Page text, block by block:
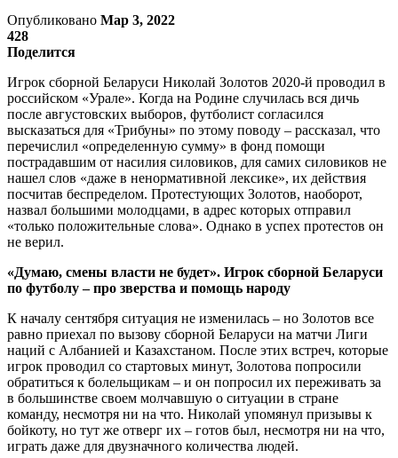
Опубликовано Мар 3, 2022
428
Поделится
Игрок сборной Беларуси Николай Золотов 2020-й проводил в
российском «Урале». Когда на Родине случилась вся дичь
после августовских выборов, футболист согласился
высказаться для «Трибуны» по этому поводу – рассказал, что
перечислил «определенную сумму» в фонд помощи
пострадавшим от насилия силовиков, для самих силовиков не
нашел слов «даже в ненормативной лексике», их действия
посчитав беспределом. Протестующих Золотов, наоборот,
назвал большими молодцами, в адрес которых отправил
«только положительные слова». Однако в успех протестов он
не верил.
«Думаю, смены власти не будет». Игрок сборной Беларуси
по футболу – про зверства и помощь народу
К началу сентября ситуация не изменилась – но Золотов все
равно приехал по вызову сборной Беларуси на матчи Лиги
наций с Албанией и Казахстаном. После этих встреч, которые
игрок проводил со стартовых минут, Золотова попросили
обратиться к болельщикам – и он попросил их переживать за
в большинстве своем молчавшую о ситуации в стране
команду, несмотря ни на что. Николай упомянул призывы к
бойкоту, но тут же отверг их – готов был, несмотря ни на что,
играть даже для двузначного количества людей.